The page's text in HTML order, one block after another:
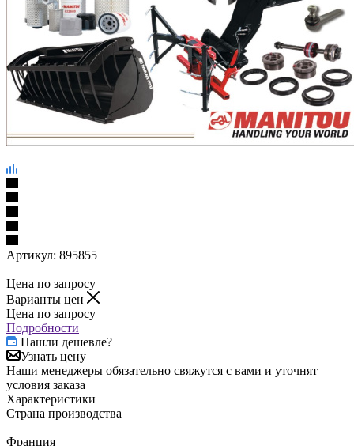
Артикул: 895855
Цена по запросу
Варианты цен
Цена по запросу
Подробности
Нашли дешевле?
Узнать цену
Наши менеджеры обязательно свяжутся с вами и уточнят
условия заказа
Характеристики
Страна производства
—
Франция